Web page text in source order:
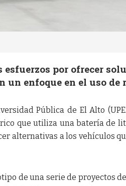
por ofrecer
enfoque en el uso de
Pública de El Alto
que utiliza una batería de
alternativas a los vehículos
de una serie de proyectos